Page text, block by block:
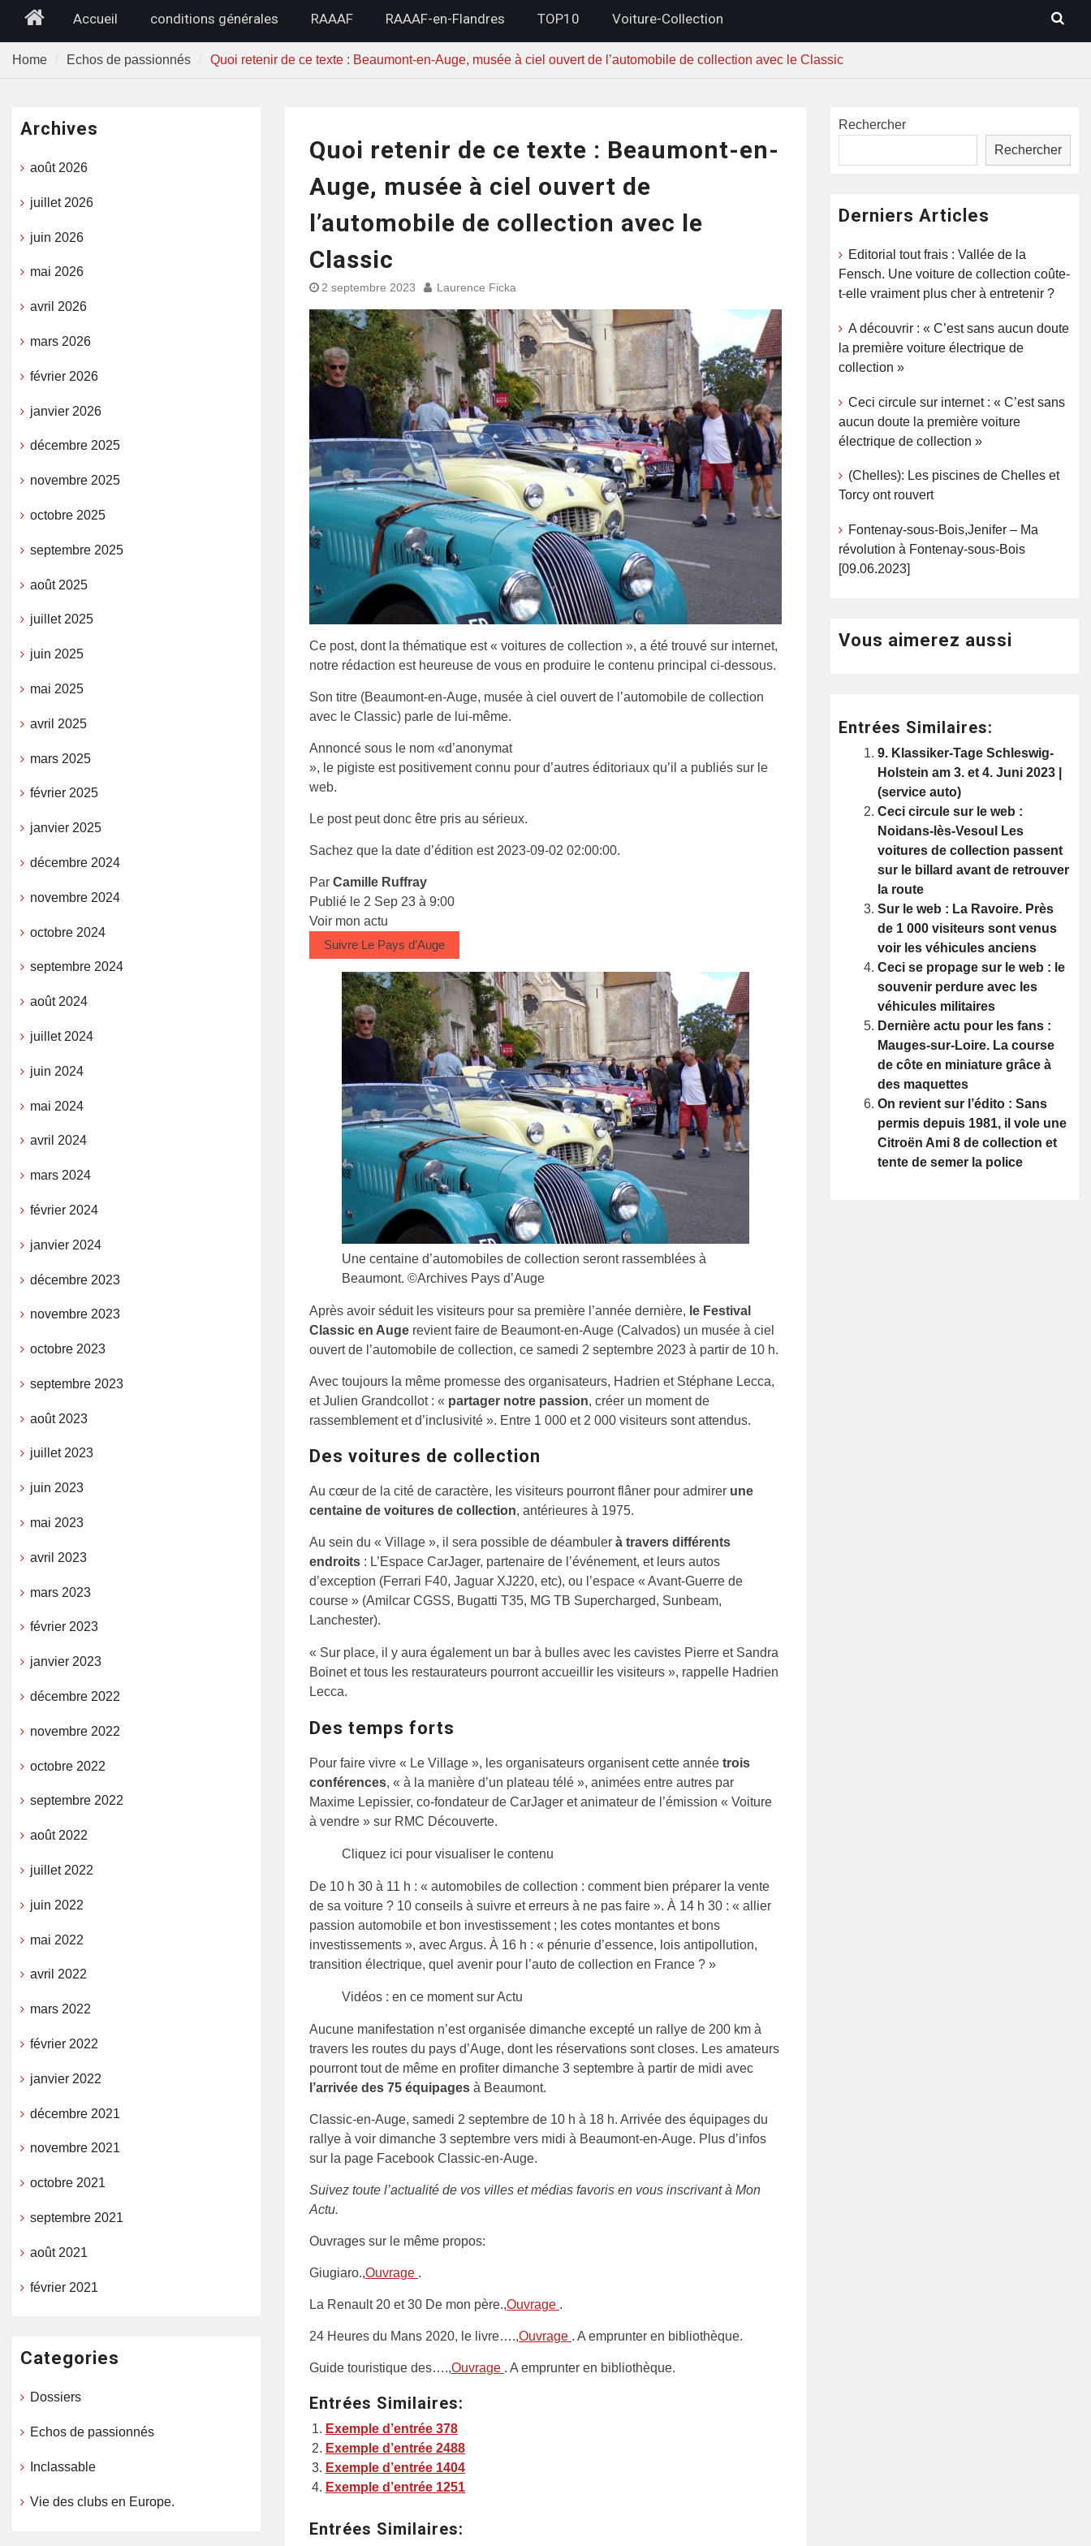
HomeAccueil conditions générales RAAAF RAAAF-en-Flandres TOP10 Voiture-Collection
Home Echos de passionnés Quoi retenir de ce texte : Beaumont-en-Auge, musée à ciel ouvert de l’automobile de collection avec le Classic
Quoi retenir de ce texte : Beaumont-en-
Auge, musée à ciel ouvert de
l’automobile de collection avec le
Classic
2 septembre 2023 Laurence Ficka
Ce post, dont la thématique est « voitures de collection », a été trouvé sur internet,
notre rédaction est heureuse de vous en produire le contenu principal ci-dessous.
Son titre (Beaumont-en-Auge, musée à ciel ouvert de l’automobile de collection
avec le Classic) parle de lui-même.
Annoncé sous le nom «d’anonymat
», le pigiste est positivement connu pour d’autres éditoriaux qu’il a publiés sur le
web.
Le post peut donc être pris au sérieux.
Sachez que la date d’édition est 2023-09-02 02:00:00.
Par Camille Ruffray
Publié le 2 Sep 23 à 9:00
Voir mon actu
Suivre Le Pays d’Auge
Une centaine d’automobiles de collection seront rassemblées à
Beaumont. ©Archives Pays d’Auge
Après avoir séduit les visiteurs pour sa première l’année dernière, le Festival
Classic en Auge revient faire de Beaumont-en-Auge (Calvados) un musée à ciel
ouvert de l’automobile de collection, ce samedi 2 septembre 2023 à partir de 10 h.
Avec toujours la même promesse des organisateurs, Hadrien et Stéphane Lecca,
et Julien Grandcollot : « partager notre passion, créer un moment de
rassemblement et d’inclusivité ». Entre 1 000 et 2 000 visiteurs sont attendus.
Des voitures de collection
Au cœur de la cité de caractère, les visiteurs pourront flâner pour admirer une
centaine de voitures de collection, antérieures à 1975.
Au sein du « Village », il sera possible de déambuler à travers différents
endroits : L’Espace CarJager, partenaire de l’événement, et leurs autos
d’exception (Ferrari F40, Jaguar XJ220, etc), ou l’espace « Avant-Guerre de
course » (Amilcar CGSS, Bugatti T35, MG TB Supercharged, Sunbeam,
Lanchester).
« Sur place, il y aura également un bar à bulles avec les cavistes Pierre et Sandra
Boinet et tous les restaurateurs pourront accueillir les visiteurs », rappelle Hadrien
Lecca.
Des temps forts
Pour faire vivre « Le Village », les organisateurs organisent cette année trois
conférences, « à la manière d’un plateau télé », animées entre autres par
Maxime Lepissier, co-fondateur de CarJager et animateur de l’émission « Voiture
à vendre » sur RMC Découverte.
Cliquez ici pour visualiser le contenu
De 10 h 30 à 11 h : « automobiles de collection : comment bien préparer la vente
de sa voiture ? 10 conseils à suivre et erreurs à ne pas faire ». À 14 h 30 : « allier
passion automobile et bon investissement ; les cotes montantes et bons
investissements », avec Argus. À 16 h : « pénurie d’essence, lois antipollution,
transition électrique, quel avenir pour l’auto de collection en France ? »
Vidéos : en ce moment sur Actu
Aucune manifestation n’est organisée dimanche excepté un rallye de 200 km à
travers les routes du pays d’Auge, dont les réservations sont closes. Les amateurs
pourront tout de même en profiter dimanche 3 septembre à partir de midi avec
l’arrivée des 75 équipages à Beaumont.
Classic-en-Auge, samedi 2 septembre de 10 h à 18 h. Arrivée des équipages du
rallye à voir dimanche 3 septembre vers midi à Beaumont-en-Auge. Plus d’infos
sur la page Facebook Classic-en-Auge.
Suivez toute l’actualité de vos villes et médias favoris en vous inscrivant à Mon
Actu.
Ouvrages sur le même propos:
Giugiaro.,Ouvrage .
La Renault 20 et 30 De mon père.,Ouvrage .
24 Heures du Mans 2020, le livre….,Ouvrage . A emprunter en bibliothèque.
Guide touristique des….,Ouvrage . A emprunter en bibliothèque.
Entrées Similaires:
Exemple d’entrée 378
Exemple d’entrée 2488
Exemple d’entrée 1404
Exemple d’entrée 1251
Entrées Similaires:
Rechercher
Rechercher
Derniers Articles
Editorial tout frais : Vallée de la
Fensch. Une voiture de collection coûte-
t-elle vraiment plus cher à entretenir ?
A découvrir : « C’est sans aucun doute
la première voiture électrique de
collection »
Ceci circule sur internet : « C’est sans
aucun doute la première voiture
électrique de collection »
(Chelles): Les piscines de Chelles et
Torcy ont rouvert
Fontenay-sous-Bois,Jenifer – Ma
révolution à Fontenay-sous-Bois
[09.06.2023]
Vous aimerez aussi
Entrées Similaires:
9. Klassiker-Tage Schleswig-
Holstein am 3. et 4. Juni 2023 |
(service auto)
Ceci circule sur le web :
Noidans-lès-Vesoul Les
voitures de collection passent
sur le billard avant de retrouver
la route
Sur le web : La Ravoire. Près
de 1 000 visiteurs sont venus
voir les véhicules anciens
Ceci se propage sur le web : le
souvenir perdure avec les
véhicules militaires
Dernière actu pour les fans :
Mauges-sur-Loire. La course
de côte en miniature grâce à
des maquettes
On revient sur l’édito : Sans
permis depuis 1981, il vole une
Citroën Ami 8 de collection et
tente de semer la police
Archives
août 2026
juillet 2026
juin 2026
mai 2026
avril 2026
mars 2026
février 2026
janvier 2026
décembre 2025
novembre 2025
octobre 2025
septembre 2025
août 2025
juillet 2025
juin 2025
mai 2025
avril 2025
mars 2025
février 2025
janvier 2025
décembre 2024
novembre 2024
octobre 2024
septembre 2024
août 2024
juillet 2024
juin 2024
mai 2024
avril 2024
mars 2024
février 2024
janvier 2024
décembre 2023
novembre 2023
octobre 2023
septembre 2023
août 2023
juillet 2023
juin 2023
mai 2023
avril 2023
mars 2023
février 2023
janvier 2023
décembre 2022
novembre 2022
octobre 2022
septembre 2022
août 2022
juillet 2022
juin 2022
mai 2022
avril 2022
mars 2022
février 2022
janvier 2022
décembre 2021
novembre 2021
octobre 2021
septembre 2021
août 2021
février 2021
Categories
Dossiers
Echos de passionnés
Inclassable
Vie des clubs en Europe.